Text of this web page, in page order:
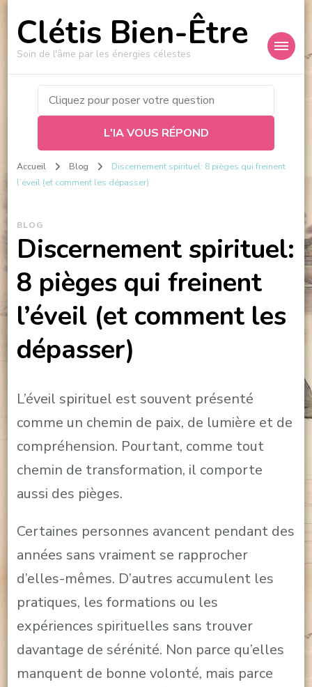
Clétis Bien-Être
Soin de l'âme par les énergies célestes
L'IA VOUS RÉPOND
Accueil Blog
Discernement spirituel: 8 pièges qui freinent
l’éveil (et comment les dépasser)
BLOG
Discernement spirituel:
8 pièges qui freinent
l’éveil (et comment les
dépasser)
L’éveil spirituel est souvent présenté
comme un chemin de paix, de lumière et de
compréhension. Pourtant, comme tout
chemin de transformation, il comporte
aussi des pièges.
Certaines personnes avancent pendant des
années sans vraiment se rapprocher
d’elles-mêmes. D’autres accumulent les
pratiques, les formations ou les
expériences spirituelles sans trouver
davantage de sérénité. Non parce qu’elles
manquent de bonne volonté, mais parce